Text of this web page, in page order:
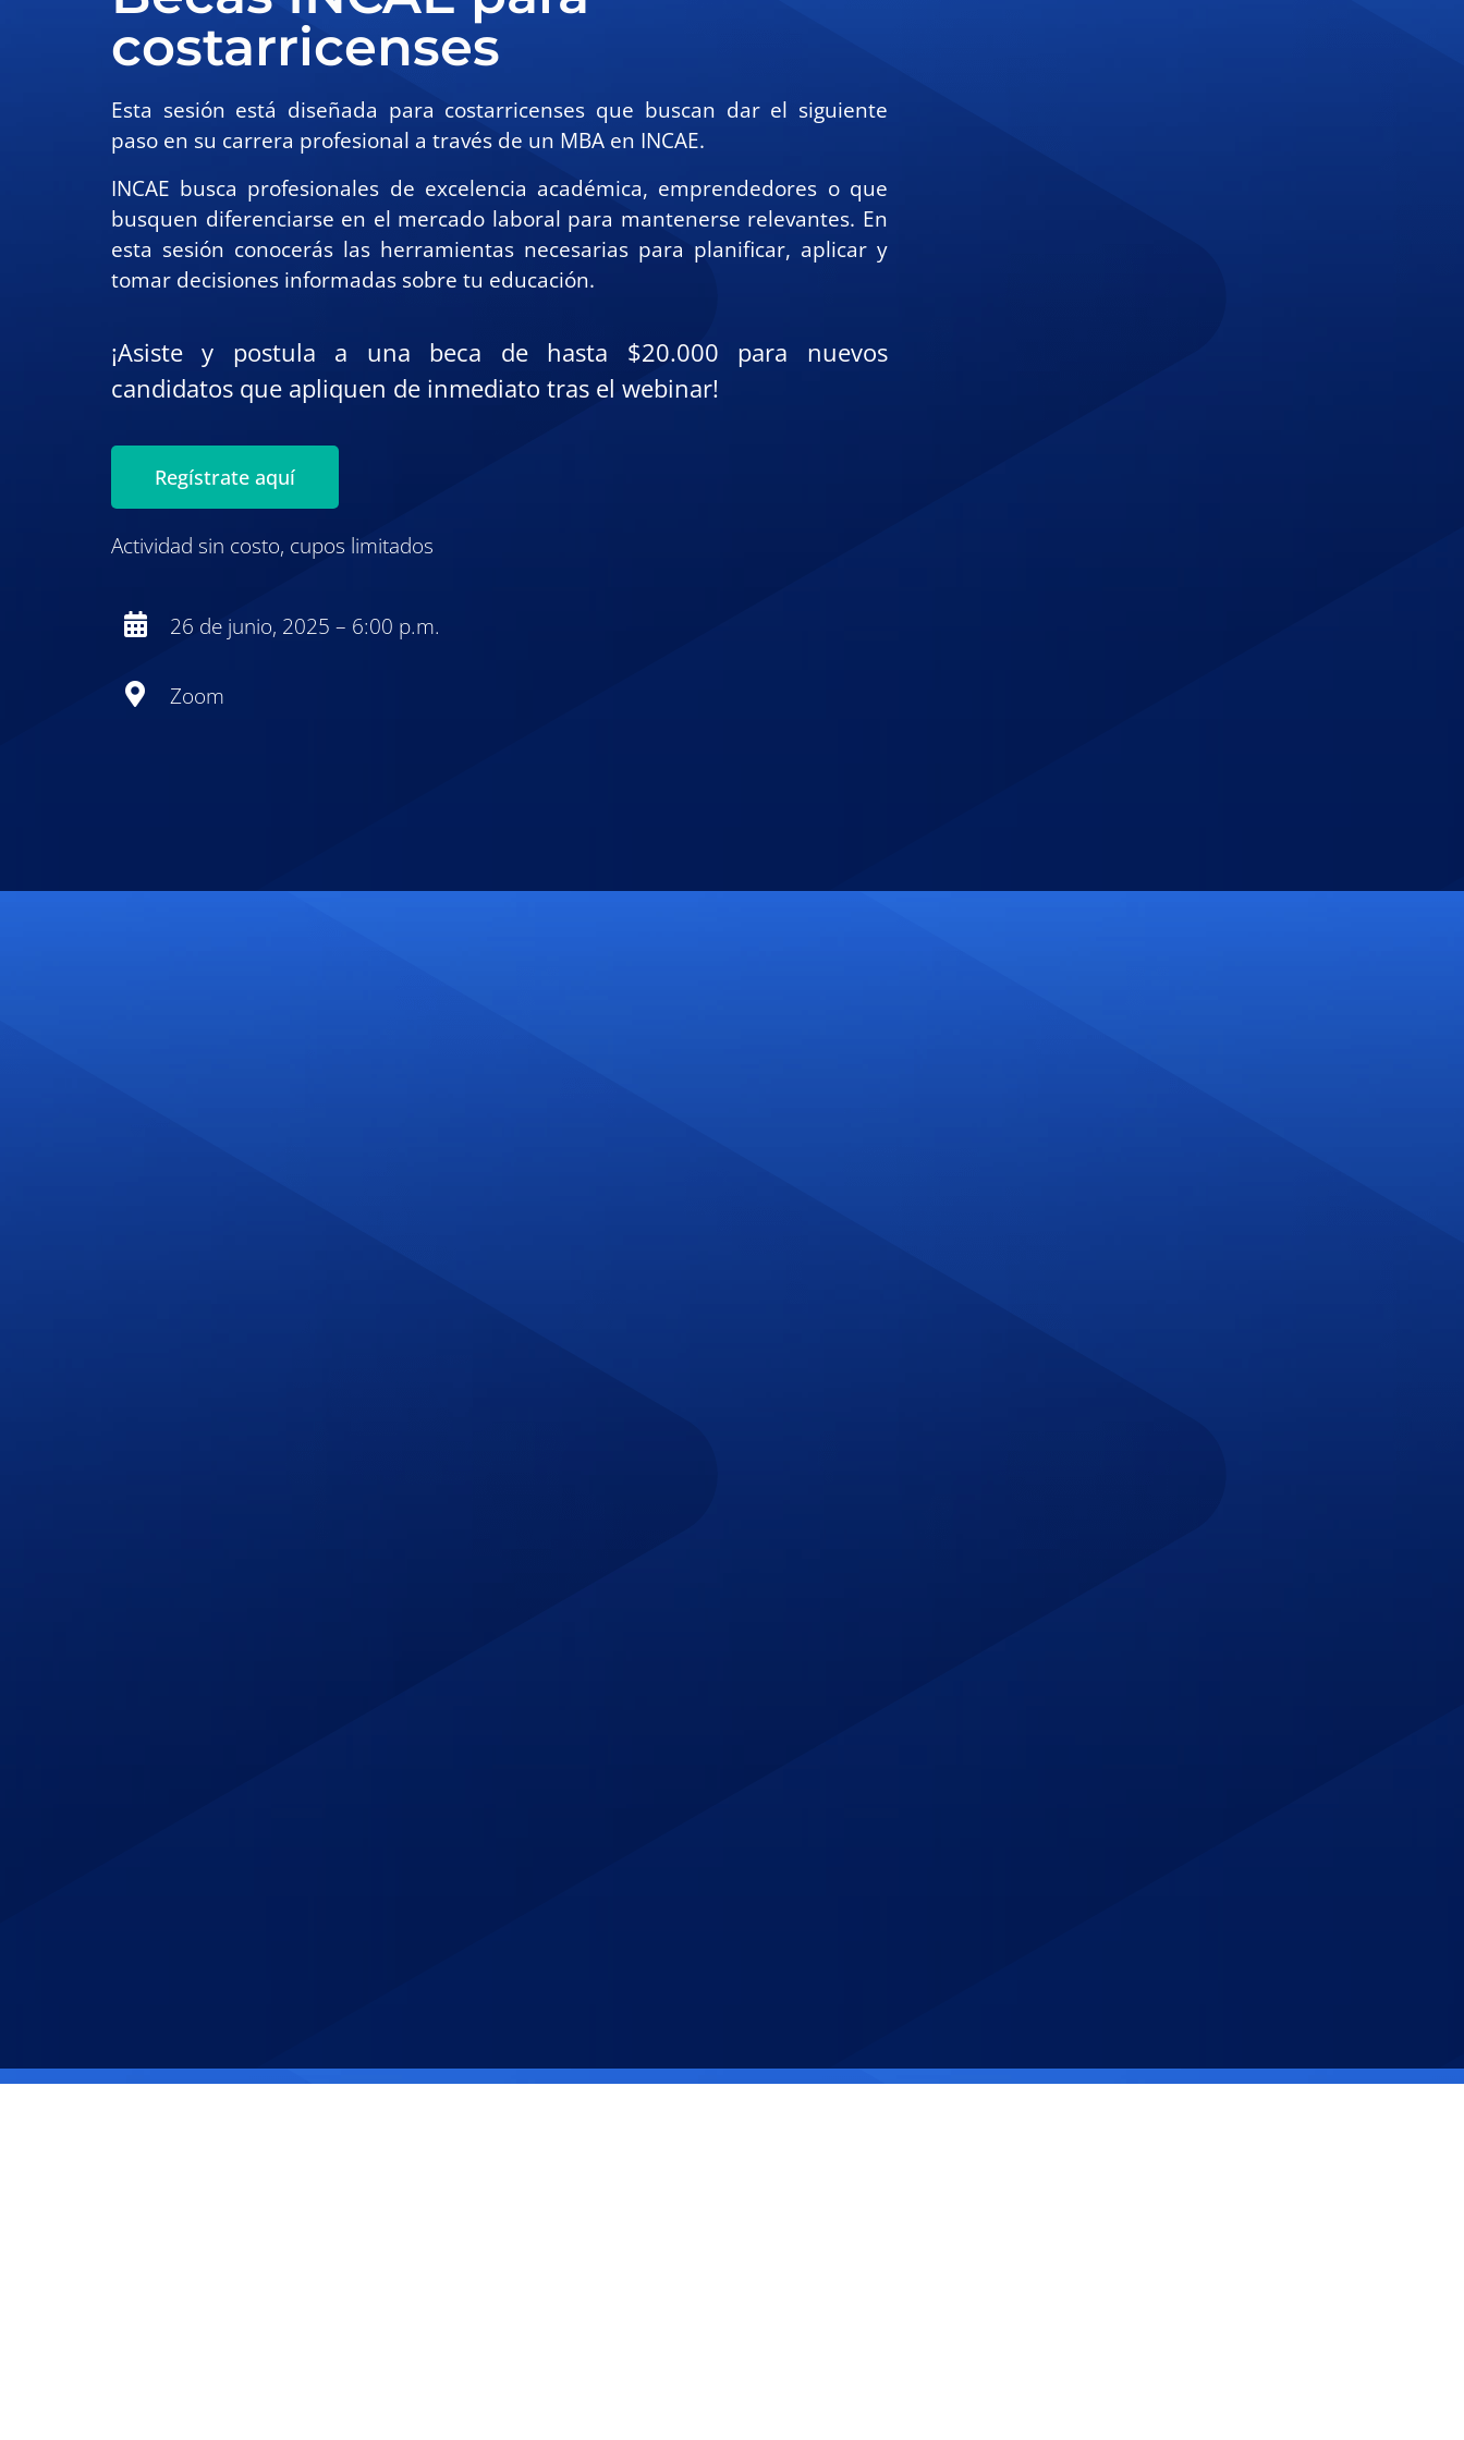
costarricenses
Esta sesión está diseñada para costarricenses que buscan dar el siguiente
paso en su carrera profesional a través de un MBA en INCAE.
INCAE busca profesionales de excelencia académica, emprendedores o que
busquen diferenciarse en el mercado laboral para mantenerse relevantes. En
esta sesión conocerás las herramientas necesarias para planificar, aplicar y
tomar decisiones informadas sobre tu educación.
¡Asiste y postula a una beca de hasta $20.000 para nuevos
candidatos que apliquen de inmediato tras el webinar!
Regístrate aquí
Actividad sin costo, cupos limitados
26 de junio, 2025 – 6:00 p.m.
Zoom